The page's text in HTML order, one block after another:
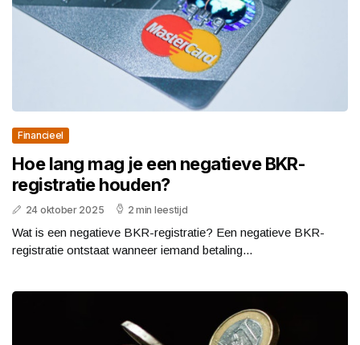
Financieel
Hoe lang mag je een negatieve BKR-
registratie houden?
24 oktober 2025 2 min leestijd
Wat is een negatieve BKR-registratie? Een negatieve BKR-
registratie ontstaat wanneer iemand betaling...